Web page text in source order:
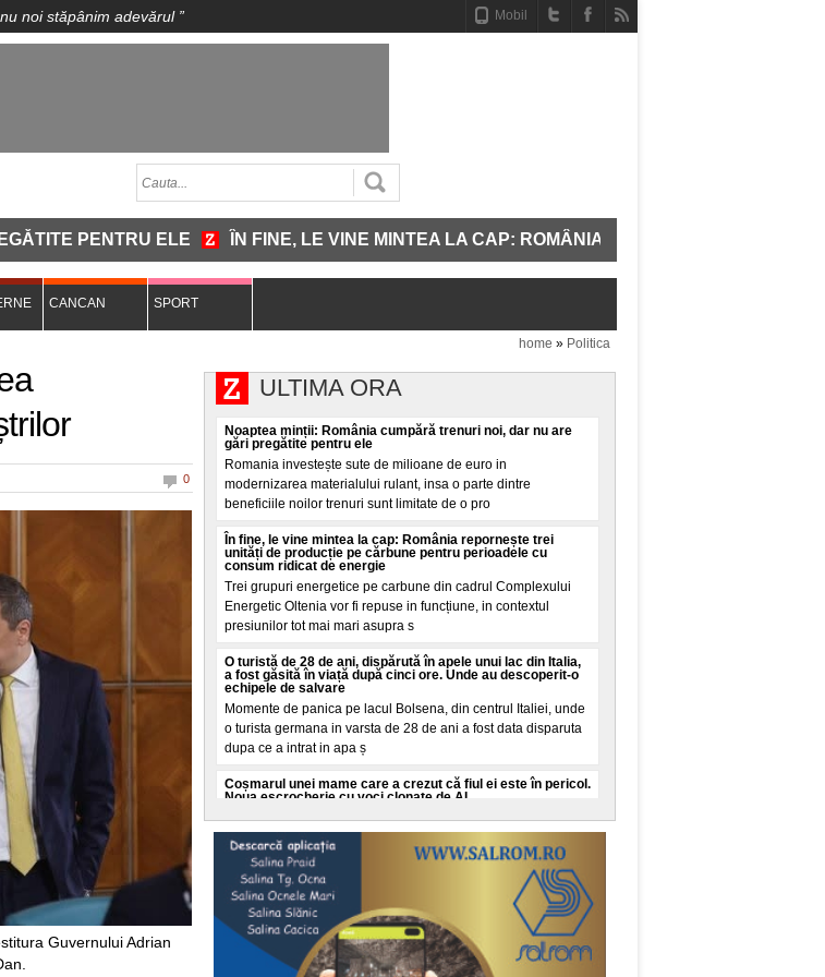
Mobil
noi stăpânim adevărul”
PENTRU ELE ÎN FINE, LE VINE MINTEA LA CAP: ROMÂNIA REPORNEȘTE TREI UNITĂȚI
CANCAN SPORT
home » Politica
0
Guvernului Adrian
ULTIMA ORA
Noaptea minții: România cumpără trenuri noi, dar nu are
gări pregătite pentru ele
Romania investește sute de milioane de euro in
modernizarea materialului rulant, insa o parte dintre
beneficiile noilor trenuri sunt limitate de o pro
În fine, le vine mintea la cap: România repornește trei
unități de producție pe cărbune pentru perioadele cu
consum ridicat de energie
Trei grupuri energetice pe carbune din cadrul Complexului
Energetic Oltenia vor fi repuse in funcțiune, in contextul
presiunilor tot mai mari asupra s
O turistă de 28 de ani, dispărută în apele unui lac din Italia,
a fost găsită în viață după cinci ore. Unde au descoperit-o
echipele de salvare
Momente de panica pe lacul Bolsena, din centrul Italiei, unde
o turista germana in varsta de 28 de ani a fost data disparuta
dupa ce a intrat in apa ș
Coșmarul unei mame care a crezut că fiul ei este în pericol.
Noua escrocherie cu voci clonate de AI
O femeie din Buffalo, New York, a trait cateva minute de
coșmar crezand ca fiul ei in varsta de 16 ani este in pericol de
moarte. Totul a pornit de la
Cât a costat-o pe o româncă o vizită la urgențe în SUA:
„Dacă vă așteptați la vreo sumă de aia nebună, exact așa
va fi"
O tanara romanca din SUA a starnit dezbateri pe TikTok dupa
ce a dezvaluit o factura neașteptata pe care va trebui sa o